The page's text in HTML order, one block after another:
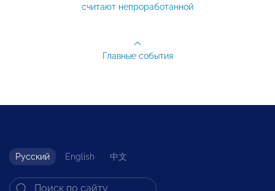
считают непроработанной
Главные события
Русский English 中文